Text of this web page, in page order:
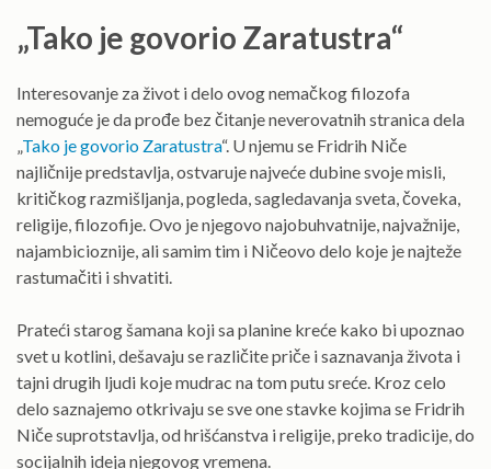
„Tako je govorio Zaratustra“
Interesovanje za život i delo ovog nemačkog filozofa
nemoguće je da prođe bez čitanje neverovatnih stranica dela
„Tako je govorio Zaratustra“. U njemu se Fridrih Niče
najličnije predstavlja, ostvaruje najveće dubine svoje misli,
kritičkog razmišljanja, pogleda, sagledavanja sveta, čoveka,
religije, filozofije. Ovo je njegovo najobuhvatnije, najvažnije,
najambicioznije, ali samim tim i Ničeovo delo koje je najteže
rastumačiti i shvatiti.
Prateći starog šamana koji sa planine kreće kako bi upoznao
svet u kotlini, dešavaju se različite priče i saznavanja života i
tajni drugih ljudi koje mudrac na tom putu sreće. Kroz celo
delo saznajemo otkrivaju se sve one stavke kojima se Fridrih
Niče suprotstavlja, od hrišćanstva i religije, preko tradicije, do
socijalnih ideja njegovog vremena.